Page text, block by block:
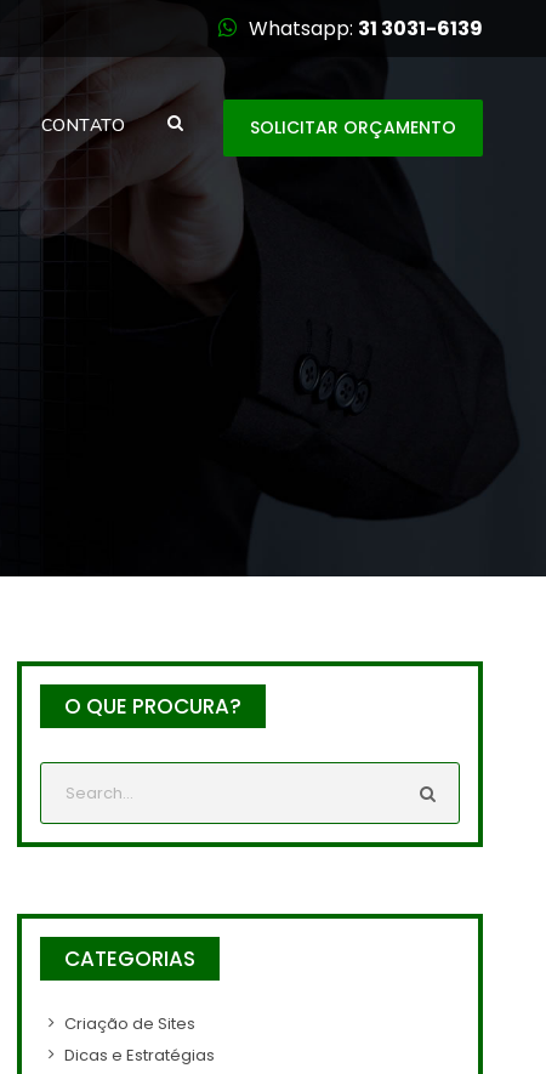
Whatsapp: 31 3031-6139
CONTATO SOLICITAR ORÇAMENTO
O QUE PROCURA?
CATEGORIAS
Criação de Sites
Dicas e Estratégias